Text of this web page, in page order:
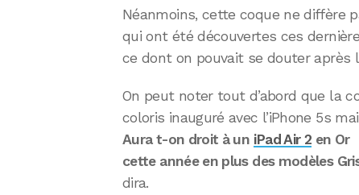
Néanmoins, cette coque ne diffère
qui ont été découvertes ces
ce dont on pouvait se douter après
On peut noter tout d’abord que la
coloris inauguré avec l’iPhone 5s
Aura t-on droit à un iPad Air 2 en Or
cette année en plus des modèles
dira.